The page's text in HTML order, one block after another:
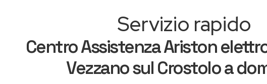
Servizio rapido
Centro Assistenza Ariston
Vezzano sul Crostolo a